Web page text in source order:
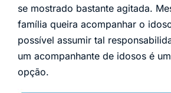
se mostrado bastante agitada.
família queira acompanhar o
possível assumir tal
um acompanhante de idosos é
opção.